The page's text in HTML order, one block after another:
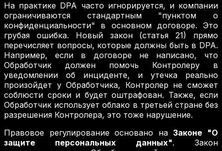
На практике DPA часто игнорируется, и компании
ограничиваются стандартным "пунктом о
конфиденциальности" в основном договоре. Это
грубая ошибка. Новый закон (статья 21) прямо
перечисляет вопросы, которые должны быть в DPA.
Например, если в договоре не написано, что
Обработчик должен помочь Контролеру в
уведомлении об инциденте, и утечка реально
произойдет у Обработчика, Контролер не сможет
соблюсти сроки и будет оштрафован. Также, если
Обработчик использует облако в третьей стране без
разрешения Контролера, это тоже нарушение.
Правовое регулирование основано на Законе "О
защите персональных данных". Закон